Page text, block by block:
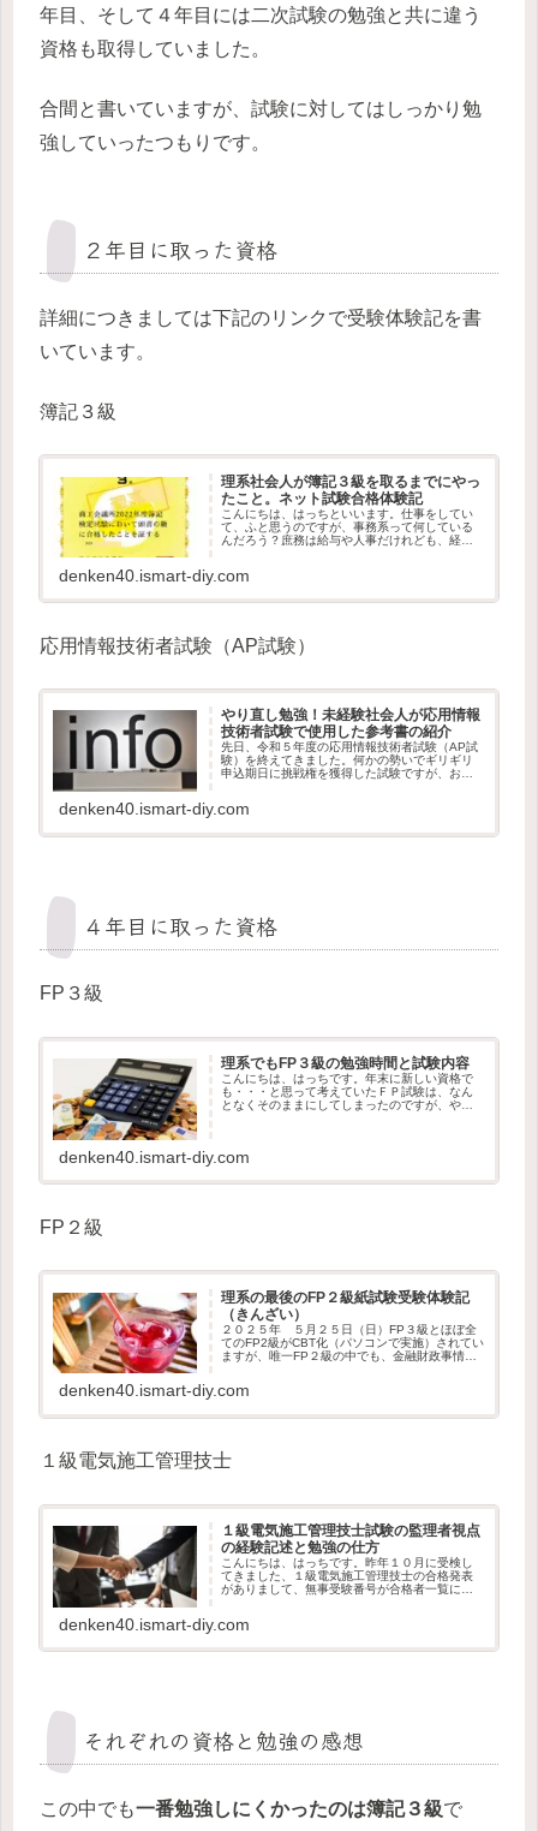
年目、そして４年目には二次試験の勉強と共に違う
資格も取得していました。
合間と書いていますが、試験に対してはしっかり勉
強していったつもりです。
２年目に取った資格
詳細につきましては下記のリンクで受験体験記を書
いています。
簿記３級
理系社会人が簿記３級を取るまでにやっ
たこと。ネット試験合格体験記
こんにちは、はっちといいます。仕事をしてい
て、ふと思うのですが、事務系って何している
んだろう？庶務は給与や人事だけれども、経理
denken40.ismart-diy.com
応用情報技術者試験（AP試験）
やり直し勉強！未経験社会人が応用情報
技術者試験で使用した参考書の紹介
先日、令和５年度の応用情報技術者試験（AP試
験）を終えてきました。何かの勢いでギリギリ
申込期日に挑戦権を獲得した試験ですが、お金
denken40.ismart-diy.com
４年目に取った資格
FP３級
理系でもFP３級の勉強時間と試験内容
こんにちは、はっちです。年末に新しい資格で
も・・・と思って考えていたＦＰ試験は、なん
となくそのままにしてしまったのですが、やは
denken40.ismart-diy.com
FP２級
理系の最後のFP２級紙試験受験体験記
（きんざい）
２０２５年 ５月２５日（日）FP３級とほぼ全
てのFP2級がCBT化（パソコンで実施）されてい
ますが、唯一FP２級の中でも、金融財政事情研
denken40.ismart-diy.com
１級電気施工管理技士
１級電気施工管理技士試験の監理者視点
の経験記述と勉強の仕方
こんにちは、はっちです。昨年１０月に受検し
てきました、１級電気施工管理技士の合格発表
がありまして、無事受験番号が合格者一覧にあ
denken40.ismart-diy.com
それぞれの資格と勉強の感想
この中でも一番勉強しにくかったのは簿記３級で